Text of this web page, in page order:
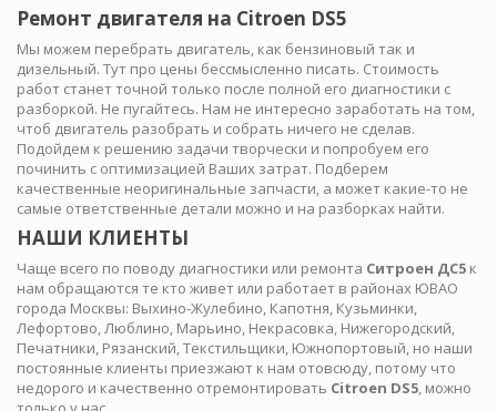
Ремонт двигателя на Citroen DS5
Мы можем перебрать двигатель, как бензиновый так и
дизельный. Тут про цены бессмысленно писать. Стоимость
работ станет точной только после полной его диагностики с
разборкой. Не пугайтесь. Нам не интересно заработать на том,
чтоб двигатель разобрать и собрать ничего не сделав.
Подойдем к решению задачи творчески и попробуем его
починить с оптимизацией Ваших затрат. Подберем
качественные неоригинальные запчасти, а может какие-то не
самые ответственные детали можно и на разборках найти.
НАШИ КЛИЕНТЫ
Чаще всего по поводу диагностики или ремонта Ситроен ДС5 к
нам обращаются те кто живет или работает в районах ЮВАО
города Москвы: Выхино-Жулебино, Капотня, Кузьминки,
Лефортово, Люблино, Марьино, Некрасовка, Нижегородский,
Печатники, Рязанский, Текстильщики, Южнопортовый, но наши
постоянные клиенты приезжают к нам отовсюду, потому что
недорого и качественно отремонтировать Citroen DS5, можно